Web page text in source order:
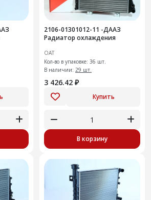
2106-01301012-11 -ДААЗ
Радиатор охлаждения
ОАТ
Кол-во в упаковке: 36 шт.
В наличии: 29 шт.
3 426.42 ₽
Купить
В корзину